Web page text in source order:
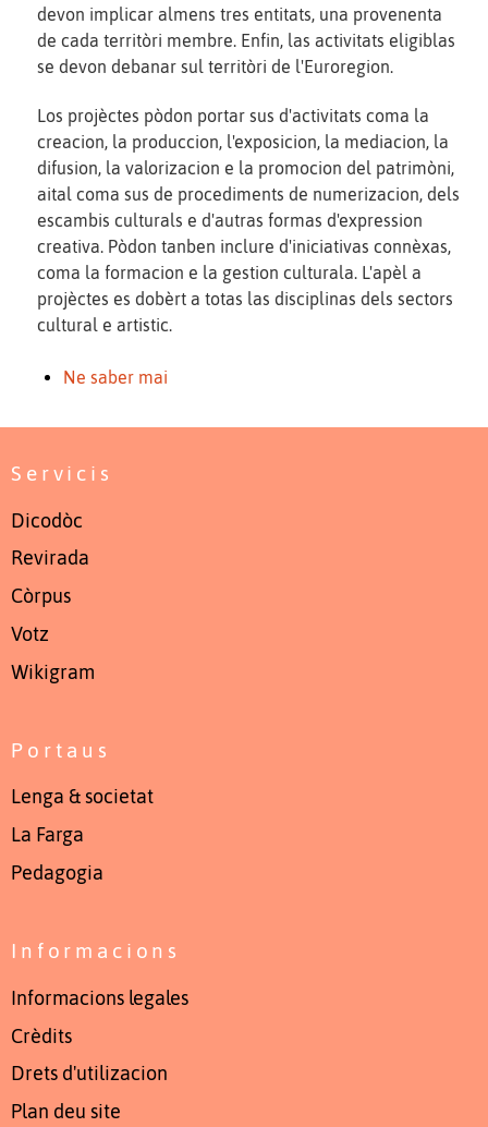
devon implicar almens tres entitats, una provenenta
de cada territòri membre. Enfin, las activitats eligiblas
se devon debanar sul territòri de l'Euroregion.
Los projèctes pòdon portar sus d'activitats coma la
creacion, la produccion, l'exposicion, la mediacion, la
difusion, la valorizacion e la promocion del patrimòni,
aital coma sus de procediments de numerizacion, dels
escambis culturals e d'autras formas d'expression
creativa. Pòdon tanben inclure d'iniciativas connèxas,
coma la formacion e la gestion culturala. L'apèl a
projèctes es dobèrt a totas las disciplinas dels sectors
cultural e artistic.
Ne saber mai
Servicis
Dicodòc
Revirada
Còrpus
Votz
Wikigram
Portaus
Lenga & societat
La Farga
Pedagogia
Informacions
Informacions legales
Crèdits
Drets d'utilizacion
Plan deu site